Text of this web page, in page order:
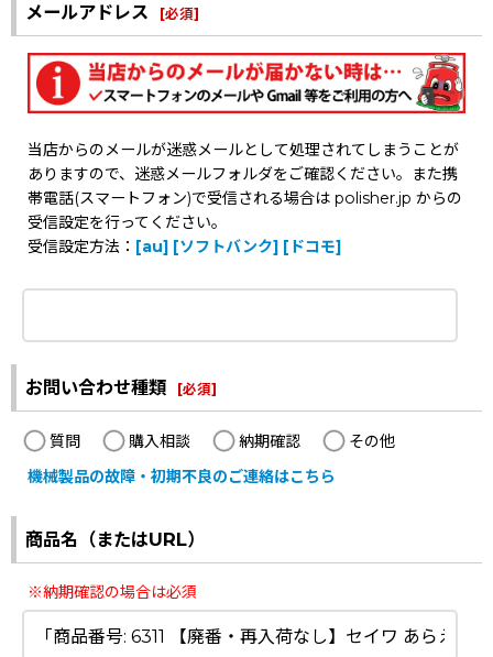
メールアドレス [必須]
当店からのメールが迷惑メールとして処理されてしまうことが
ありますので、迷惑メールフォルダをご確認ください。また携
帯電話(スマートフォン)で受信される場合は polisher.jp からの
受信設定を行ってください。
受信設定方法： [au] [ソフトバンク] [ドコモ]
お問い合わせ種類 [必須]
質問 購入相談 納期確認
その他
機械製品の故障・初期不良のご連絡はこちら
商品名（またはURL）
※納期確認の場合は必須